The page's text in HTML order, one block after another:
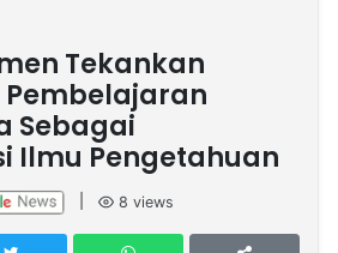
Tekankan
Sebagai
Ilmu Pengetahuan
8 views